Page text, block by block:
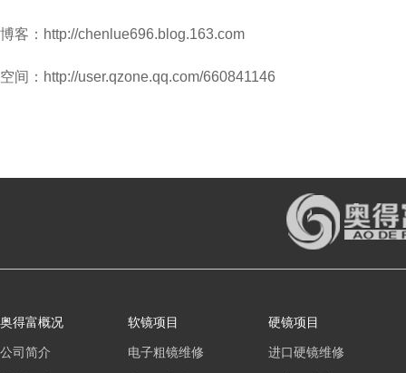
博客： http://chenlue696.blog.163.com
空间： http://user.qzone.qq.com/660841146
奥得富概况
公司简介
软镜项目
电子粗镜维修
硬镜项目
进口硬镜维修